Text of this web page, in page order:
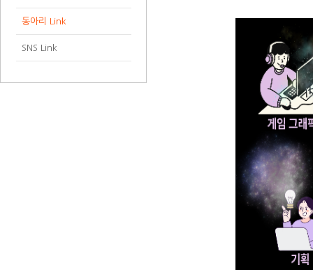
동아리 Link
SNS Link